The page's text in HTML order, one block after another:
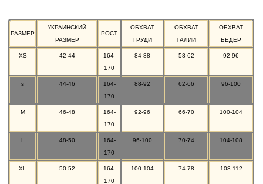
РАЗМЕР
УКРАИНСКИЙ
РАЗМЕР
РОСТ
ОБХВАТ
ГРУДИ
ОБХВАТ
ТАЛИИ
ОБХВАТ
БЕДЕР
XS 42-44
164-
170
84-88 58-62 92-96
s 44-46
164-
170
88-92 62-66 96-100
M 46-48
164-
170
92-96 66-70 100-104
L 48-50
164-
170
96-100 70-74 104-108
XL 50-52
164-
170
100-104 74-78 108-112